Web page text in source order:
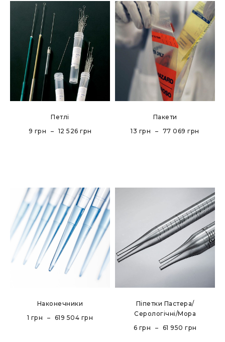
Петлі
9 грн – 12 526 грн
Пакети
13 грн – 77 069 грн
Наконечники
1 грн – 619 504 грн
Піпетки Пастера/
Серологічні/Мора
6 грн – 61 950 грн